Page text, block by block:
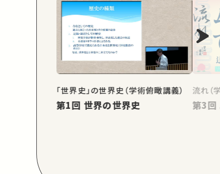
「世界史」の世界史（学術俯瞰講義）
第1回 世界の世界史
流れ（